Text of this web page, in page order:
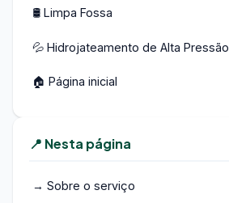
🛢️ Limpa Fossa
💦 Hidrojateamento de Alta Pressão
🏠 Página inicial
📍 Nesta página
→ Sobre o serviço